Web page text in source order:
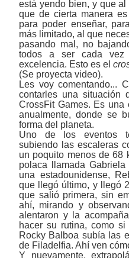
está yendo bien, y que
que de cierta manera
para poder enseñar,
más limitado, al que
pasando mal, no
todos a ser cada vez
excelencia. Esto es el
(Se proyecta video).
Les voy comentando...
contarles una situación
CrossFit Games. Es una
anualmente, donde se
forma del planeta.
Uno de los eventos
subiendo las escaleras
un poquito menos de 68
polaca llamada
una estadounidense,
que llegó último, y llegó
que salió primera, sin
ahí, mirando y
alentaron y la
hacer su rutina, como
Rocky Balboa subía las
de Filadelfia. Ahí ven
Y nuevamente,